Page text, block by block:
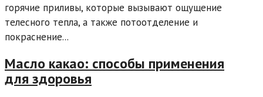
горячие приливы, которые вызывают ощущение
телесного тепла, а также потоотделение и
покраснение...
Масло какао: способы применения
для здоровья